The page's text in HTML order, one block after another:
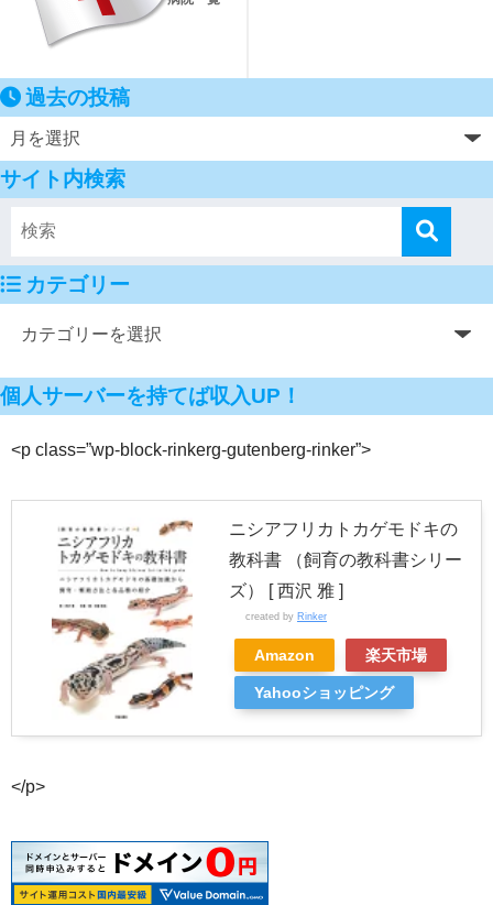
過去の投稿
サイト内検索
カテゴリー
個人サーバーを持てば収入UP！
<p class=”wp-block-rinkerg-gutenberg-rinker”>
ニシアフリカトカゲモドキの
教科書 （飼育の教科書シリー
ズ） [ 西沢 雅 ]
created by Rinker
Amazon 楽天市場
Yahooショッピング
</p>